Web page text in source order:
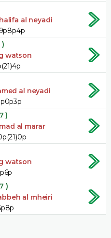
al neyadi
)
watson
al neyadi
)
al marar
watson
)
al mheiri